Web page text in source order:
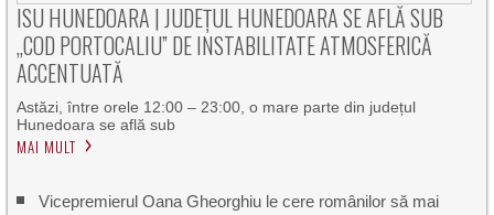
ISU HUNEDOARA | JUDEȚUL HUNEDOARA SE AFLĂ SUB
„COD PORTOCALIU” DE INSTABILITATE ATMOSFERICĂ
ACCENTUATĂ
Astăzi, între orele 12:00 – 23:00, o mare parte din județul
Hunedoara se află sub
MAI MULT
Vicepremierul Oana Gheorghiu le cere românilor să mai